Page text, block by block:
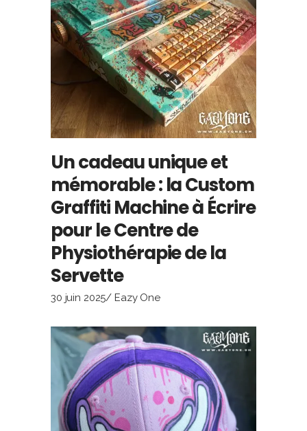
Un cadeau unique et
mémorable : la Custom
Graffiti Machine à Écrire
pour le Centre de
Physiothérapie de la
Servette
30 juin 2025 Eazy One